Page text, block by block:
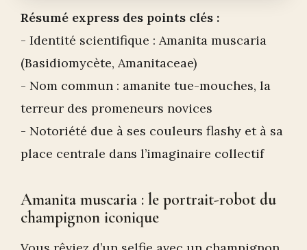
Résumé express des points clés :
- Identité scientifique : Amanita muscaria
(Basidiomycète, Amanitaceae)
- Nom commun : amanite tue-mouches, la
terreur des promeneurs novices
- Notoriété due à ses couleurs flashy et à sa
place centrale dans l’imaginaire collectif
Amanita muscaria : le portrait-robot du
champignon iconique